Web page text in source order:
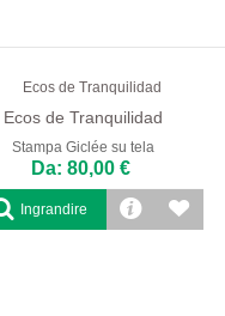
Ecos de Tranquilidad
Stampa Giclée su tela
Da: 80,00 €
Ingrandire